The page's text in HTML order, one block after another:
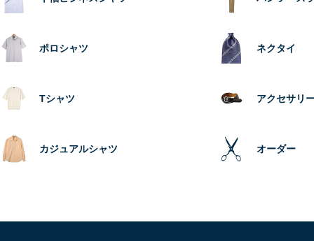
ポロシャツ
Tシャツ
カジュアルシャツ
ネクタイ
アクセサリ
オーダー